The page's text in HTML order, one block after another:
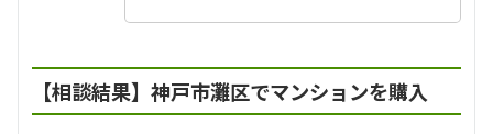
【相談結果】神戸市灘区でマンションを購入